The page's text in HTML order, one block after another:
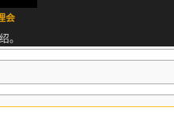
会
。